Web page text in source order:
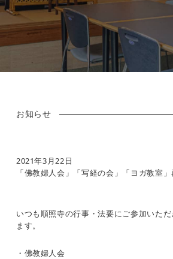
お知らせ
2021年3月22日
「佛教婦人会」「写経の会」「ヨガ教室
いつも順照寺の行事・法要にご参加いた
ます。
・佛教婦人会